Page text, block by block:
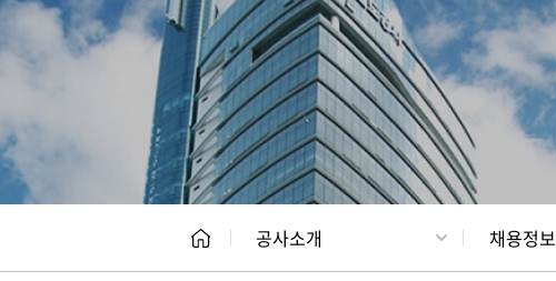
CEO 일반현황
공사소개 채용정보